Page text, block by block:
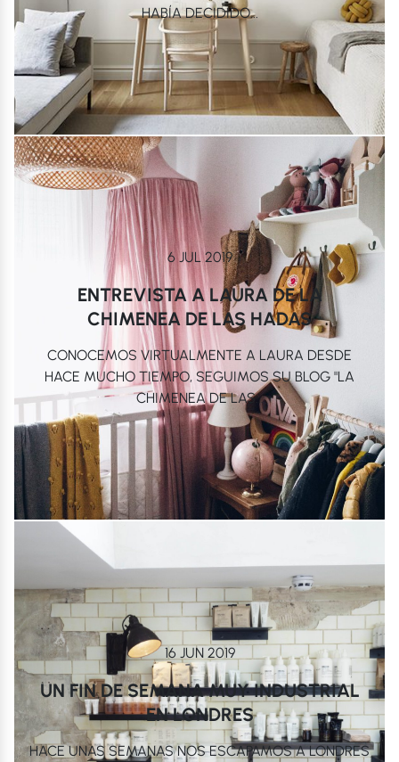
HABÍA DECIDIDO...
6 JUL 2019
ENTREVISTA A LAURA DE LA
CHIMENEA DE LAS HADAS
CONOCEMOS VIRTUALMENTE A LAURA DESDE
HACE MUCHO TIEMPO, SEGUIMOS SU BLOG "LA
CHIMENEA DE LAS...
16 JUN 2019
UN FIN DE SEMANA MUY INDUSTRIAL
EN LONDRES
HACE UNAS SEMANAS NOS ESCAPAMOS A LONDRES